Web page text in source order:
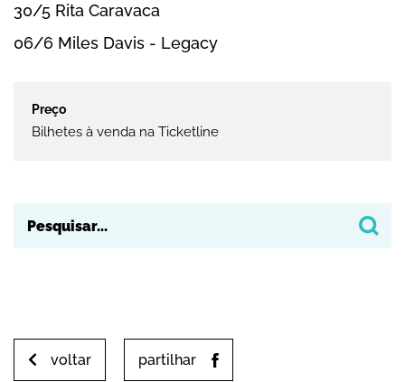
30/5 Rita Caravaca
06/6 Miles Davis - Legacy
Bilhetes à venda na Ticketline
voltar partilhar